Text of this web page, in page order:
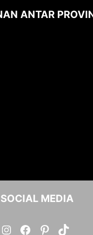
ANTAR
SOCIAL MEDIA
Instagram
Facebook
Pinterest
TikTok